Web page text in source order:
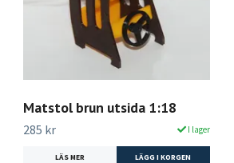
Matstol brun utsida 1:18
285 kr I lager
LÄS MER LÄGG I KORGEN